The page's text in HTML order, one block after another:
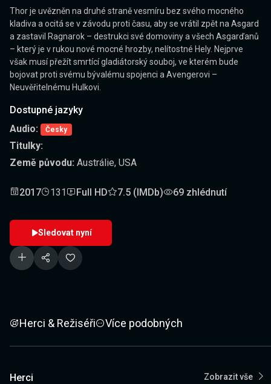
Thor je uvězněn na druhé straně vesmíru bez svého mocného
kladiva a ocitá se v závodu proti času, aby se vrátil zpět na Asgard
a zastavil Ragnarok – destrukci své domoviny a všech Asgarďanů
– který je v rukou nové mocné hrozby, nelítostné Hely. Nejprve
však musí přežít smrtící gladiátorský souboj, ve kterém bude
bojovat proti svému bývalému spojenci a Avengerovi –
Neuvěřitelnému Hulkovi.
Dostupné jazyky
Audio:
Česky
Titulky:
Země původu: Austrálie, USA
2017 131 Full HD 7.5 (IMDb) 69 zhlédnutí
Sledovat nyní
Herci & Režiséři Více podobných
Herci Zobrazit vše